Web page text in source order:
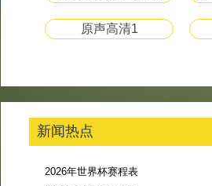
原声高清1
新闻热点
2026年世界杯赛程表